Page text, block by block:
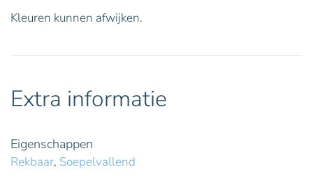
Kleuren kunnen afwijken.
Extra informatie
Eigenschappen
Rekbaar, Soepelvallend